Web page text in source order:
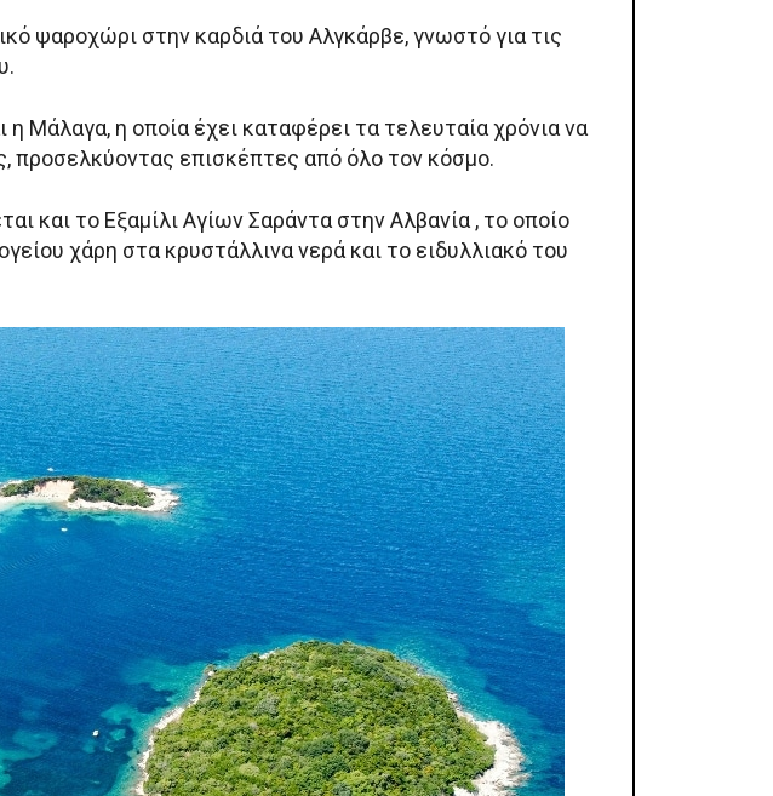
ψαροχώρι στην καρδιά του Αλγκάρβε, γνωστό για τις
Μάλαγα, η οποία έχει καταφέρει τα τελευταία χρόνια να
προσελκύοντας επισκέπτες από όλο τον κόσμο.
και το Εξαμίλι Αγίων Σαράντα στην Αλβανία , το οποίο
χάρη στα κρυστάλλινα νερά και το ειδυλλιακό του